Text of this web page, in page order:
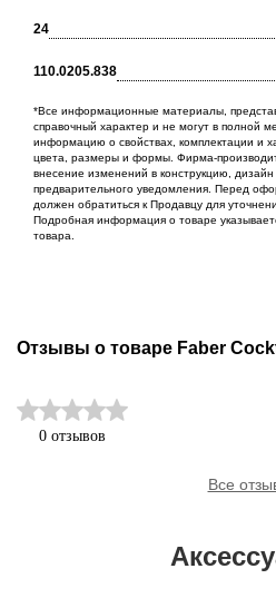
24
110.0205.838
*Все информационные материалы,
справочный характер и не могут в полной
информацию о свойствах, комплектации и
цвета, размеры и формы. Фирма-
внесение изменений в конструкцию,
предварительного уведомления. Перед
должен обратиться к Продавцу для
Подробная информация о товаре
товара.
Отзывы о товаре Faber
0 отзывов
Все